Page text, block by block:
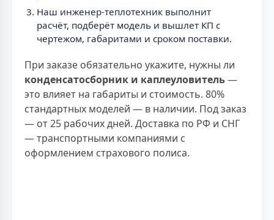
Наш инженер-теплотехник выполнит
расчёт, подберёт модель и вышлет КП с
чертежом, габаритами и сроком поставки.
При заказе обязательно укажите, нужны ли
конденсатосборник и каплеуловитель—
это влияет на габариты и стоимость. 80%
стандартных моделей — в наличии. Под заказ
— от 25 рабочих дней. Доставка по РФ и СНГ
— транспортными компаниями с
оформлением страхового полиса.